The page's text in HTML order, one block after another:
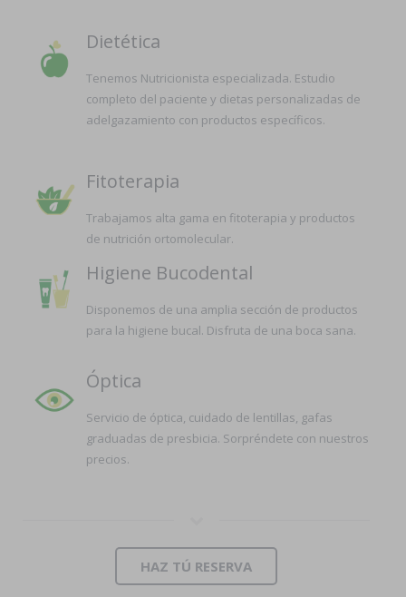
Dietética
Tenemos Nutricionista especializada. Estudio
completo del paciente y dietas personalizadas de
adelgazamiento con productos específicos.
Fitoterapia
Trabajamos alta gama en fitoterapia y productos
de nutrición ortomolecular.
Higiene Bucodental
Disponemos de una amplia sección de productos
para la higiene bucal. Disfruta de una boca sana.
Óptica
Servicio de óptica, cuidado de lentillas, gafas
graduadas de presbicia. Sorpréndete con nuestros
precios.
HAZ TÚ RESERVA